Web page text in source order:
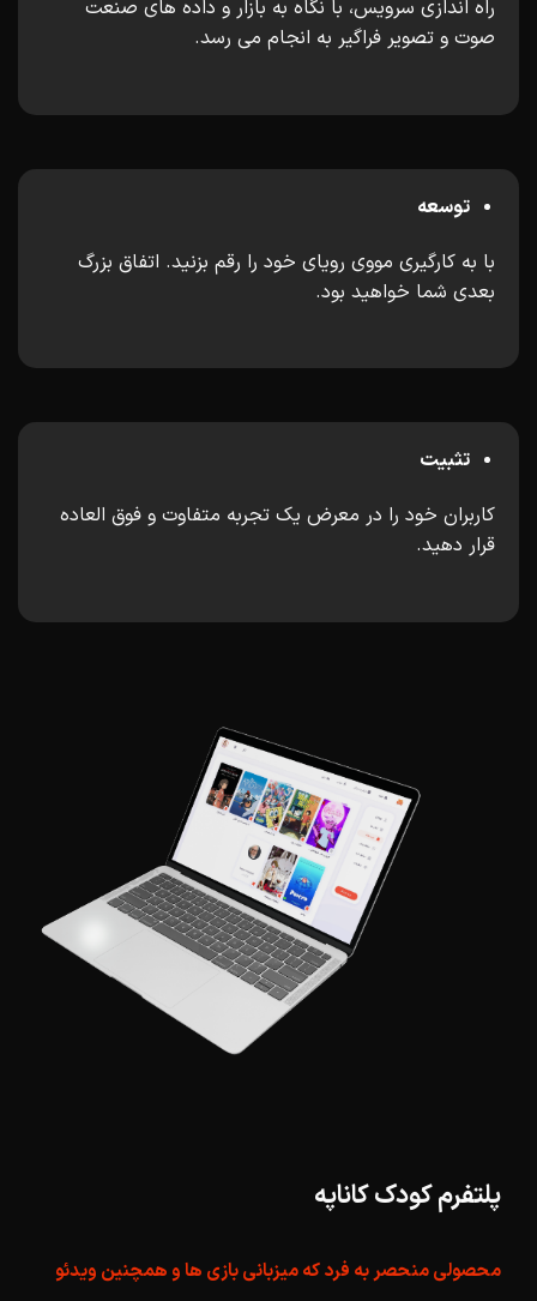
راه اندازی سرویس، با نگاه به بازار و داده های صنعت
صوت و تصویر فراگیر به انجام می رسد.
توسعه
با به کارگیری مووی رویای خود را رقم بزنید. اتفاق بزرگ
بعدی شما خواهید بود.
تثبیت
کاربران خود را در معرض یک تجربه متفاوت و فوق العاده
قرار دهید.
پلتفرم کودک کاناپه
محصولی منحصر به فرد که میزبانی بازی ها و همچنین ویدئو